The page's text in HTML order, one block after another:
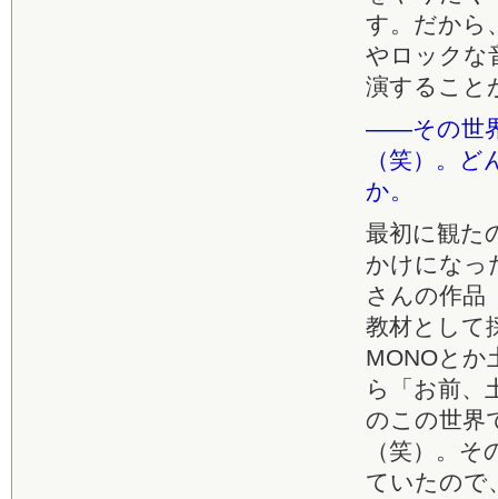
す。だから
やロックな
演すること
――その世
（笑）。
か。
最初に観た
かけになっ
さんの作品
教材として
MONOとか
ら「お前、
のこの世界
（笑）。
ていたので